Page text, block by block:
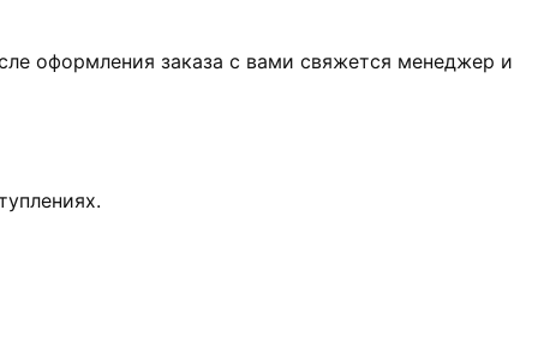
оформления заказа с вами свяжется менеджер и